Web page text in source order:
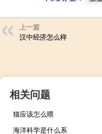
上一篇
汉中经济怎么样
相关问题
猫应该怎么喂
海洋科学是什么系